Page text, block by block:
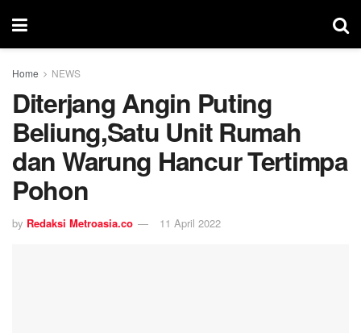
Home NEWS
Diterjang Angin Puting
Beliung,Satu Unit Rumah
dan Warung Hancur Tertimpa
Pohon
by Redaksi Metroasia.co 11 April 2022